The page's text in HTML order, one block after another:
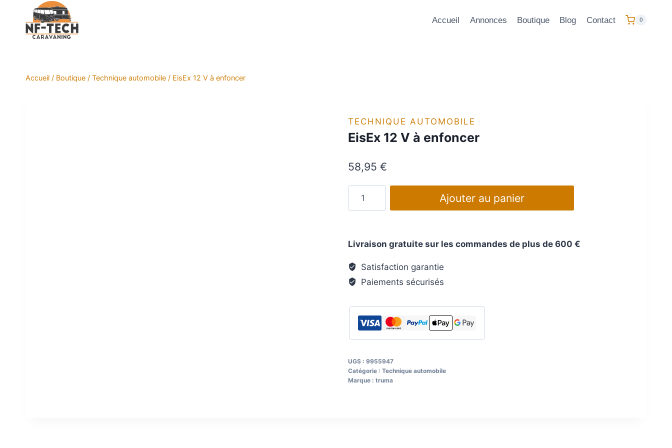
contenu
Accueil Annonces Boutique Blog Contact 0
Accueil / Boutique / Technique automobile / EisEx 12 V à enfoncer
TECHNIQUE AUTOMOBILE
EisEx 12 V à enfoncer
58,95 €
V
enfoncer
Ajouter au panier
Livraison gratuite sur les commandes de plus de 600 €
Satisfaction garantie
Paiements sécurisés
UGS : 9955947
Catégorie : Technique automobile
Marque : truma